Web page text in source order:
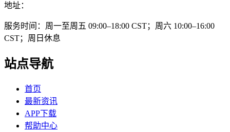
地址：
服务时间：周一至周五 09:00–18:00 CST；周六 10:00–16:00
CST；周日休息
站点导航
首页
最新资讯
APP下载
帮助中心